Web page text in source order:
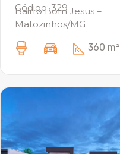
Código: 329
Bairro Bom Jesus –
Matozinhos/MG
360 m²